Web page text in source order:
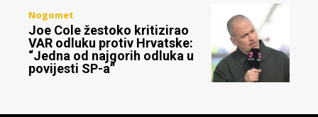
Nogomet
Joe Cole žestoko kritizirao
VAR odluku protiv Hrvatske:
“Jedna od najgorih odluka u
povijesti SP-a”